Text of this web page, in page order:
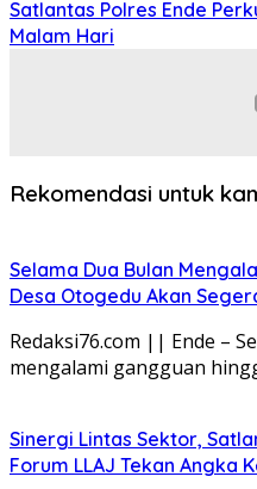
Satlantas Polres Ende
Malam Hari
Rekomendasi untuk
Selama Dua Bulan
Desa Otogedu Akan
Redaksi76.com || Ende –
mengalami gangguan
Sinergi Lintas Sektor,
Forum LLAJ Tekan Angka